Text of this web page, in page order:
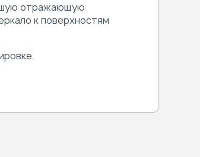
отражающую
к поверхностям